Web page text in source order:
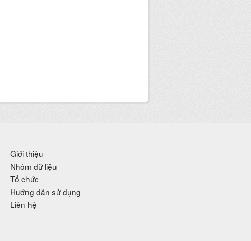
Giới thiệu
Nhóm dữ liệu
Tổ chức
Hướng dẫn sử dụng
Liên hệ